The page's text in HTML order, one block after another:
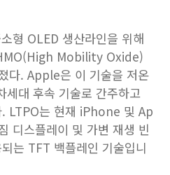
형 OLED 생산라인을 위해
Mobility Oxide)
다. Apple은 이 기술을 저온
세대 후속 기술로 간주하고
. LTPO는 현재 iPhone 및 Ap
디스플레이 및 가변 재생 빈
는 TFT 백플레인 기술입니